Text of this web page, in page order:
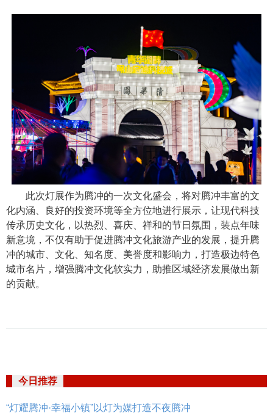
此次灯展作为腾冲的一次文化盛会，将对腾冲丰富的文
化内涵、良好的投资环境等全方位地进行展示，让现代科技
传承历史文化，以热烈、喜庆、祥和的节日氛围，装点年味
新意境，不仅有助于促进腾冲文化旅游产业的发展，提升腾
冲的城市、文化、知名度、美誉度和影响力，打造极边特色
城市名片，增强腾冲文化软实力，助推区域经济发展做出新
的贡献。
今日推荐
“灯耀腾冲·幸福小镇”以灯为媒打造不夜腾冲